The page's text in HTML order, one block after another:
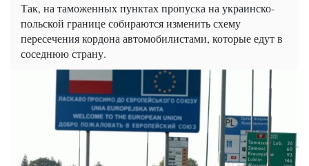
Так, на таможенных пунктах пропуска на украинско-
польской границе собираются изменить схему
пересечения кордона автомобилистами, которые едут в
соседнюю страну.